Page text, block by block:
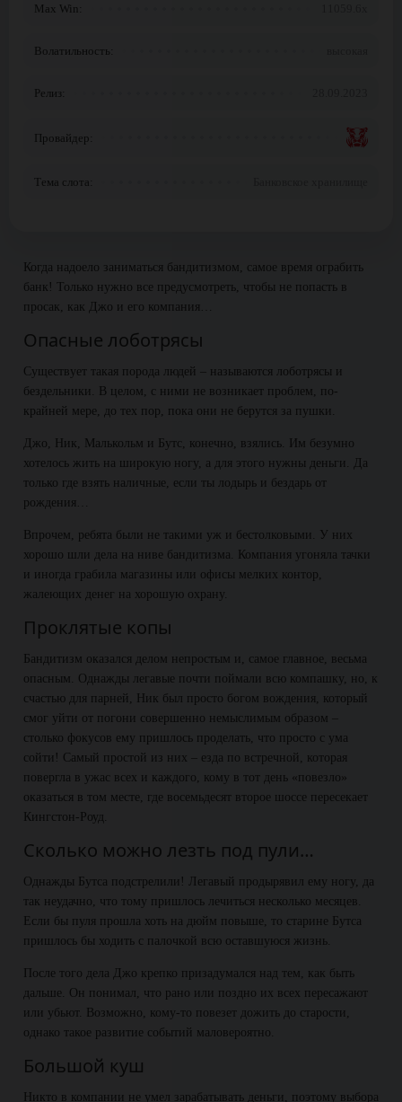
Max Win:
Волатильность:
Релиз:
Провайдер:
Тема слота:
Когда надоело заниматься бандитизмом, самое время ограбить
банк! Только нужно все предусмотреть, чтобы не попасть в
просак, как Джо и его компания…
Опасные лоботрясы
Существует такая порода людей – называются лоботрясы и
бездельники. В целом, с ними не возникает проблем, по-
крайней мере, до тех пор, пока они не берутся за пушки.
Джо, Ник, Малькольм и Бутс, конечно, взялись. Им безумно
хотелось жить на широкую ногу, а для этого нужны деньги. Да
только где взять наличные, если ты лодырь и бездарь от
рождения…
Впрочем, ребята были не такими уж и бестолковыми. У них
хорошо шли дела на ниве бандитизма. Компания угоняла тачки
и иногда грабила магазины или офисы мелких контор,
жалеющих денег на хорошую охрану.
Проклятые копы
Бандитизм оказался делом непростым и, самое главное, весьма
опасным. Однажды легавые почти поймали всю компашку, но, к
счастью для парней, Ник был просто богом вождения, который
смог уйти от погони совершенно немыслимым образом –
столько фокусов ему пришлось проделать, что просто с ума
сойти! Самый простой из них – езда по встречной, которая
повергла в ужас всех и каждого, кому в тот день «повезло»
оказаться в том месте, где восемьдесят второе шоссе пересекает
Кингстон-Роуд.
Сколько можно лезть под пули…
Однажды Бутса подстрелили! Легавый продырявил ему ногу, да
так неудачно, что тому пришлось лечиться несколько месяцев.
Если бы пуля прошла хоть на дюйм повыше, то старине Бутса
пришлось бы ходить с палочкой всю оставшуюся жизнь.
После того дела Джо крепко призадумался над тем, как быть
дальше. Он понимал, что рано или поздно их всех пересажают
или убьют. Возможно, кому-то повезет дожить до старости,
однако такое развитие событий маловероятно.
Большой куш
Никто в компании не умел зарабатывать деньги, поэтому выбора